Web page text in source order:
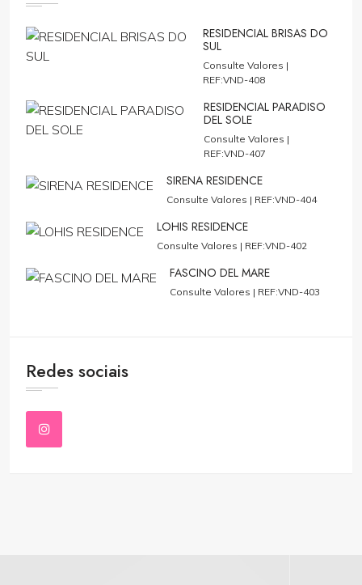
RESIDENCIAL BRISAS DO
SUL
Consulte Valores |
REF:VND-408
RESIDENCIAL PARADISO
DEL SOLE
Consulte Valores |
REF:VND-407
SIRENA RESIDENCE
Consulte Valores | REF:VND-404
LOHIS RESIDENCE
Consulte Valores | REF:VND-402
FASCINO DEL MARE
Consulte Valores | REF:VND-403
Redes sociais